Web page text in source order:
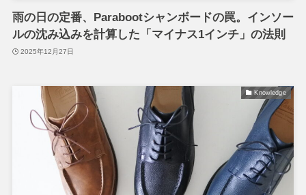
雨の日の定番、Parabootシャンボードの罠。インソー
ルの沈み込みを計算した「マイナス1インチ」の法則
2025年12月27日
Knowledge